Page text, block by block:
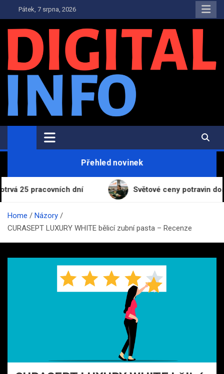
to
content
Pátek, 7 srpna, 2026
Digital-Info.cz
Zpravodajství, informace a novinky
Přehled novinek
dní Světové ceny potravin dosáhly
Home
Názory
CURASEPT LUXURY WHITE bělicí zubní pasta – Recenze